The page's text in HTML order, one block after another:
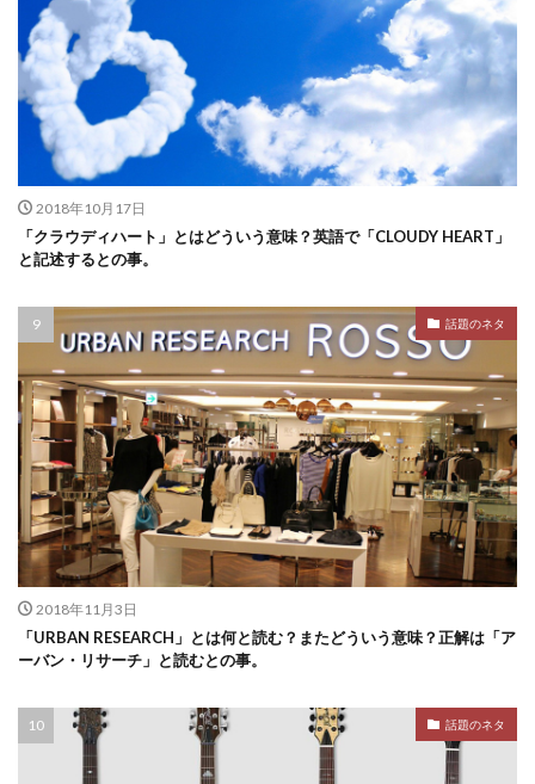
2018年10月17日
「クラウディハート」とはどういう意味？英語で「CLOUDY HEART」
と記述するとの事。
話題のネタ
2018年11月3日
「URBAN RESEARCH」とは何と読む？またどういう意味？正解は「ア
ーバン・リサーチ」と読むとの事。
話題のネタ